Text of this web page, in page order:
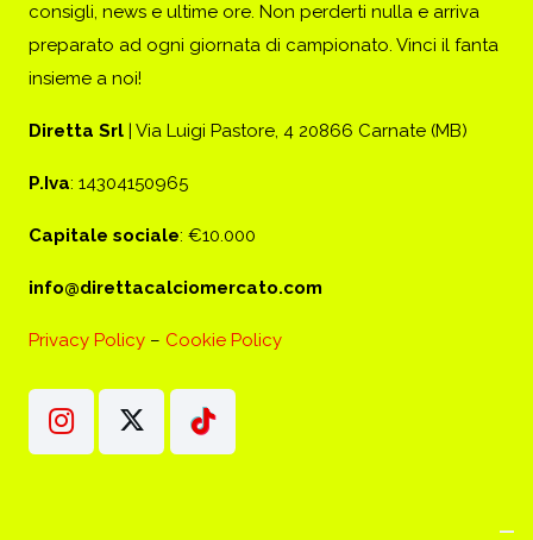
consigli, news e ultime ore. Non perderti nulla e arriva
preparato ad ogni giornata di campionato. Vinci il fanta
insieme a noi!
Diretta Srl | Via Luigi Pastore, 4 20866 Carnate (MB)
P.Iva: 14304150965
Capitale sociale: €10.000
info@direttacalciomercato.com
Privacy Policy – Cookie Policy